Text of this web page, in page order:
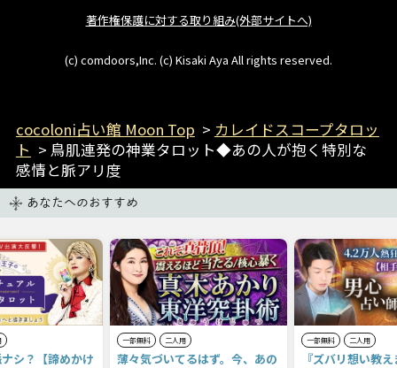
著作権保護に対する取り組み(外部サイトへ)
(c) comdoors,Inc. (c) Kisaki Aya All rights reserved.
cocoloni占い館 Moon Top > カレイドスコープタロッ
ト > 鳥肌連発の神業タロット◆あの人が抱く特別な
感情と脈アリ度
あなたへのおすすめ
シ？【諦めかけ
一部無料 二人用
薄々気づいてるはず。今、あの
一部無料 二人用
『ズバリ想い教